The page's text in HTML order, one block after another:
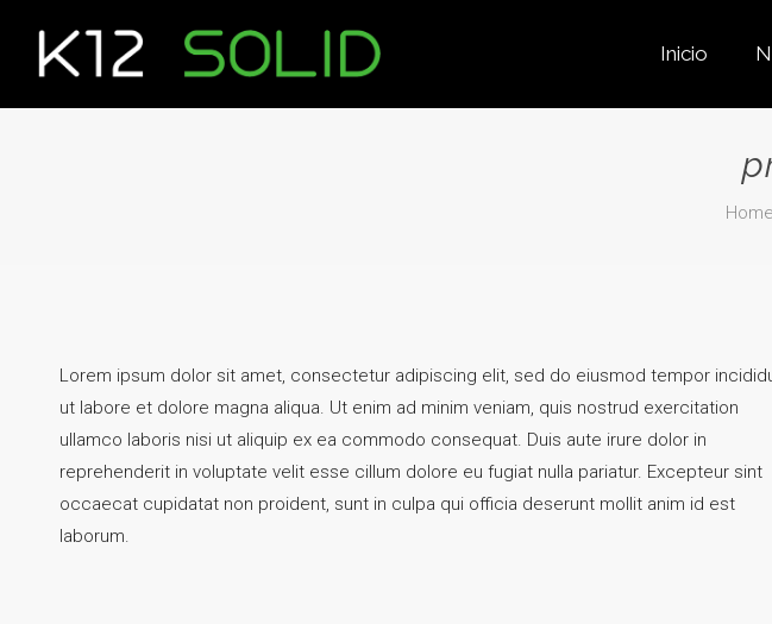
Inicio
Home
Lorem ipsum dolor sit amet, consectetur adipiscing elit, sed do eiusmod tempor
ut labore et dolore magna aliqua. Ut enim ad minim veniam, quis nostrud exercitation
ullamco laboris nisi ut aliquip ex ea commodo consequat. Duis aute irure dolor in
reprehenderit in voluptate velit esse cillum dolore eu fugiat nulla pariatur. Excepteur sint
occaecat cupidatat non proident, sunt in culpa qui officia deserunt mollit anim id est
laborum.